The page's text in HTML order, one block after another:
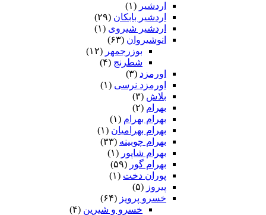
اردشیر (۱)
اردشیر بابکان (۲۹)
اردشیر شیروی (۱)
انوشیروان (۶۳)
بوزرجمهر (۱۲)
شطرنج (۴)
اورمزد (۳)
اورمزد نرسى‏ (۱)
بلاش (۳)
بهرام (۲)
بهرام بهرام (۱)
بهرام بهرامیان‏ (۱)
بهرام چوبینه (۳۳)
بهرام شاپور (۱)
بهرام گور (۵۹)
پوران دخت (۱)
پیروز (۵)
خسرو پرویز (۶۴)
خسرو و شیرین (۴)